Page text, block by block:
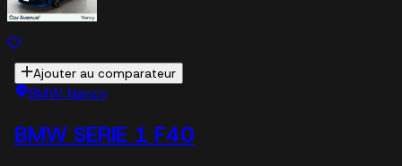
Ajouter au comparateur
BMW Nancy
BMW SERIE 1 F40